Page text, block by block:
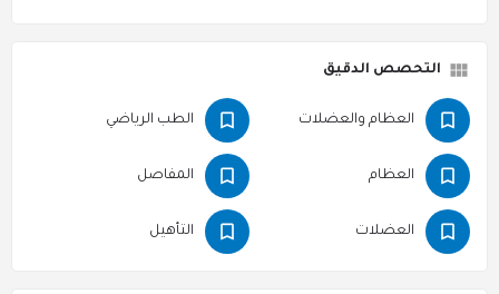
التحصص الدقيق
العظام والعضلات الطب الرياضي
العظام المفاصل
العضلات التأهيل